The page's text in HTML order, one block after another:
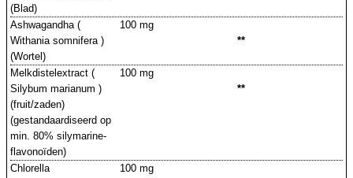
(Blad)
Ashwagandha (
Withania somnifera )
(Wortel)
100 mg
**
Melkdistelextract (
Silybum marianum )
(fruit/zaden)
(gestandaardiseerd op
min. 80% silymarine-
flavonoïden)
100 mg
**
Chlorella 100 mg